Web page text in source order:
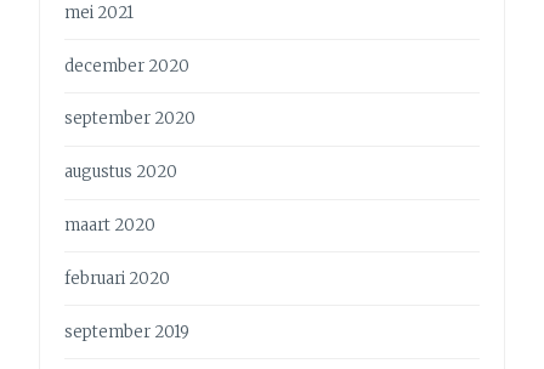
mei 2021
december 2020
september 2020
augustus 2020
maart 2020
februari 2020
september 2019